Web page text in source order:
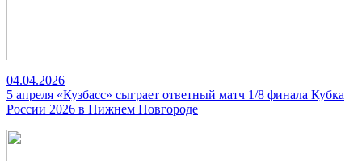
04.04.2026
5 апреля «Кузбасс» сыграет ответный матч 1/8 финала Кубка
России 2026 в Нижнем Новгороде